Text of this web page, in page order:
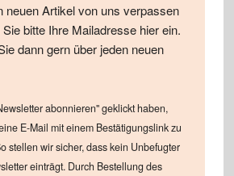
neuen Artikel von uns verpassen
bitte Ihre Mailadresse hier ein.
dann gern über jeden neuen
abonnieren" geklickt haben,
E-Mail mit einem Bestätigungslink zu
stellen wir sicher, dass kein Unbefugter
einträgt. Durch Bestellung des